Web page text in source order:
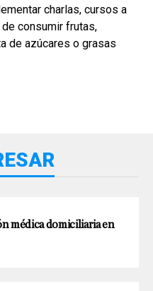
charlas, cursos a
consumir frutas,
de azúcares o grasas
médica domiciliaria en